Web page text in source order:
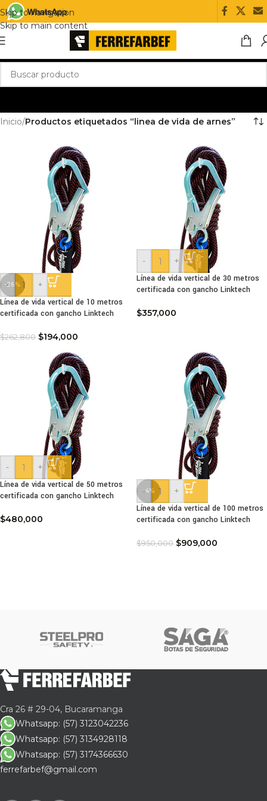
Skip to navigation
Skip to main content
Inicio/Productos etiquetados “linea de vida de arnes”
-26%
-
+
Línea de vida vertical de 10 metros
certificada con gancho Linktech
$262,800 $194,000
-
+
Línea de vida vertical de 30 metros
certificada con gancho Linktech
$357,000
-
+
Línea de vida vertical de 50 metros
certificada con gancho Linktech
$480,000
-4%
-
+
Línea de vida vertical de 100 metros
certificada con gancho Linktech
$950,000 $909,000
Cra 26 # 29-04, Bucaramanga
Whatsapp: (57) 3123042236
Whatsapp: (57) 3134928118
Whatsapp: (57) 3174366630
ferrefarbef@gmail.com